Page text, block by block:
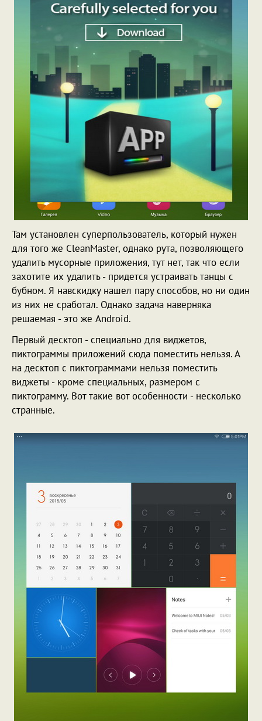
Там установлен суперпользователь, который нужен
для того же CleanMaster, однако рута, позволяющего
удалить мусорные приложения, тут нет, так что если
захотите их удалить - придется устраивать танцы с
бубном. Я навскидку нашел пару способов, но ни один
из них не сработал. Однако задача наверняка
решаемая - это же Android.
Первый десктоп - специально для виджетов,
пиктограммы приложений сюда поместить нельзя. А
на десктоп с пиктограммами нельзя поместить
виджеты - кроме специальных, размером с
пиктограмму. Вот такие вот особенности - несколько
странные.